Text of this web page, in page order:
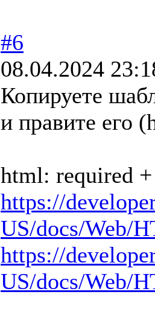
#6
08.04.2024
Копируете
и правите его
html: required
https://
US/docs/Web/
https://
US/docs/Web/